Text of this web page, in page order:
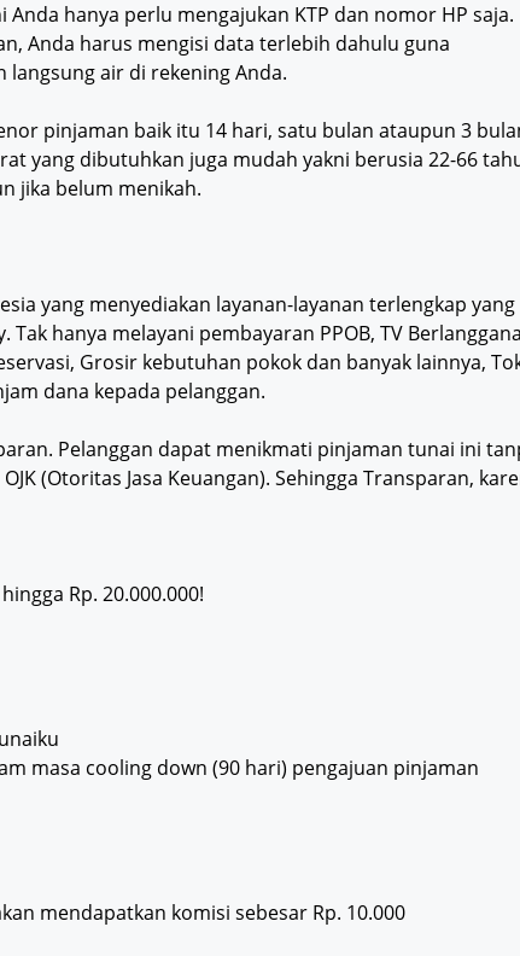
hanya perlu mengajukan KTP dan nomor HP saja.
Anda harus mengisi data terlebih dahulu guna
langsung air di rekening Anda.
pinjaman baik itu 14 hari, satu bulan ataupun 3
yang dibutuhkan juga mudah yakni berusia 22-66
jika belum menikah.
yang menyediakan layanan-layanan terlengkap yang
hanya melayani pembayaran PPOB, TV
Grosir kebutuhan pokok dan banyak lainnya,
dana kepada pelanggan.
Pelanggan dapat menikmati pinjaman tunai ini
(Otoritas Jasa Keuangan). Sehingga Transparan,
Rp. 20.000.000!
masa cooling down (90 hari) pengajuan pinjaman
mendapatkan komisi sebesar Rp. 10.000